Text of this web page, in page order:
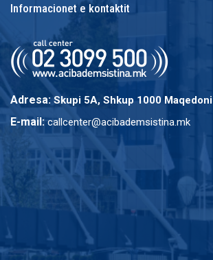
Informacionet e kontaktit
Adresa: Skupi 5A, Shkup 1000 Maqedoni
E-mail: callcenter@acibademsistina.mk